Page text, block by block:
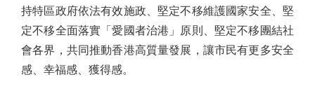
持特區政府依法有效施政、堅定不移維護國家安全、堅
定不移全面落實「愛國者治港」原則、堅定不移團結社
會各界，共同推動香港高質量發展，讓市民有更多安全
感、幸福感、獲得感。